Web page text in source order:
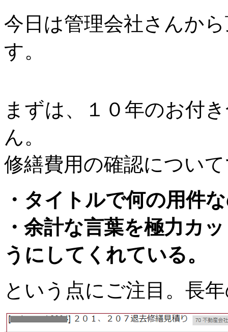
今日は管理会社さんか
す。
まずは、１０年のお付
ん。
修繕費用の確認につい
・タイトルで何の用件
・余計な言葉を極力カ
うにしてくれている。
という点にご注目。長